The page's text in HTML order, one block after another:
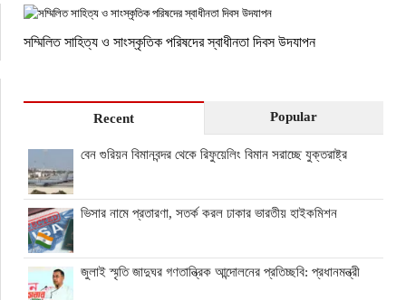
সম্মিলিত সাহিত্য ও সাংস্কৃতিক পরিষদের স্বাধীনতা দিবস উদযাপন
Recent Popular
বেন গুরিয়ন বিমানবন্দর থেকে রিফুয়েলিং বিমান সরাচ্ছে যুক্তরাষ্ট্র
ভিসার নামে প্রতারণা, সতর্ক করল ঢাকার ভারতীয় হাইকমিশন
জুলাই স্মৃতি জাদুঘর গণতান্ত্রিক আন্দোলনের প্রতিচ্ছবি: প্রধানমন্ত্রী